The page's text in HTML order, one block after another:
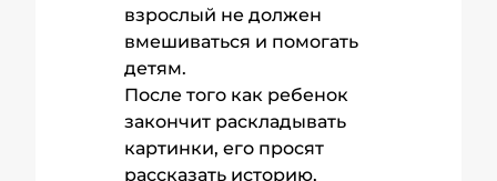
взрослый не должен
вмешиваться и помогать
детям.
После того как ребенок
закончит раскладывать
картинки, его просят
рассказать историю,